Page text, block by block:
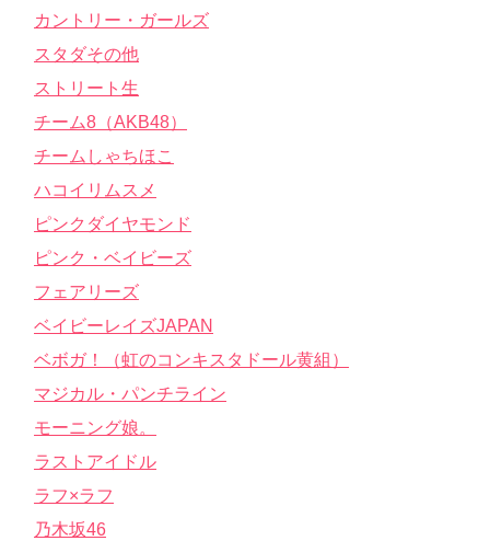
カントリー・ガールズ
スタダその他
ストリート生
チーム8（AKB48）
チームしゃちほこ
ハコイリムスメ
ピンクダイヤモンド
ピンク・ベイビーズ
フェアリーズ
ベイビーレイズJAPAN
ベボガ！（虹のコンキスタドール黄組）
マジカル・パンチライン
モーニング娘。
ラストアイドル
ラフ×ラフ
乃木坂46